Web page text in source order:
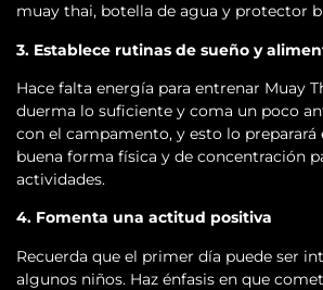
muay thai, botella de agua y protector
3. Establece rutinas de sueño y
Hace falta energía para entrenar Muay
duerma lo suficiente y coma un poco
con el campamento, y esto lo
buena forma física y de concentración
actividades.
4. Fomenta una actitud positiva
Recuerda que el primer día puede ser
algunos niños. Haz énfasis en que